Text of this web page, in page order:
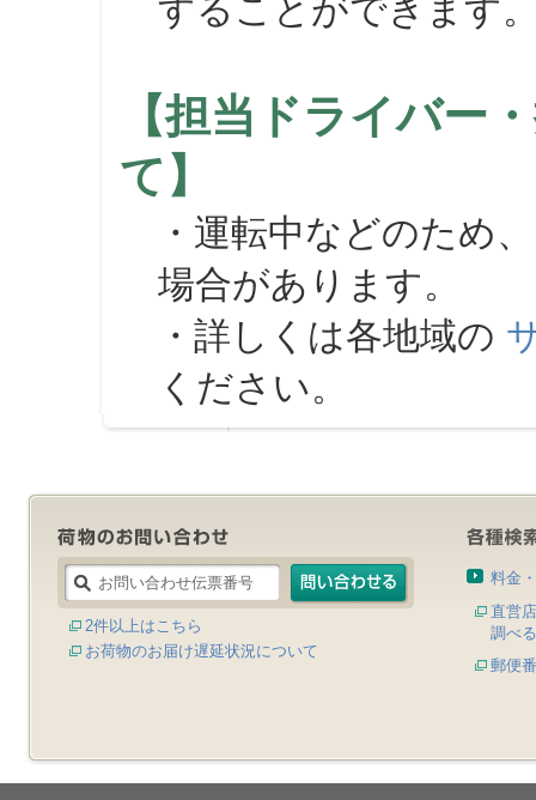
することができます
【担当ドライバー
て】
・運転中などのため
場合があります。
・詳しくは各地域の
ください。
2件以上はこちら
お荷物のお届け遅延状況について
料金
直営
調べる
郵便